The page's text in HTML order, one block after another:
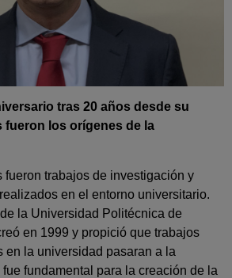
tras 20 años desde su
fueron los orígenes de la
fueron trabajos de investigación y
en el entorno universitario.
la Universidad Politécnica de
en 1999 y propició que trabajos
en la universidad pasaran a la
fundamental para la creación de la